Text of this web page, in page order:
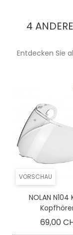
4
Entdecken Sie
VORSCHAU
NOLAN N104
69,00